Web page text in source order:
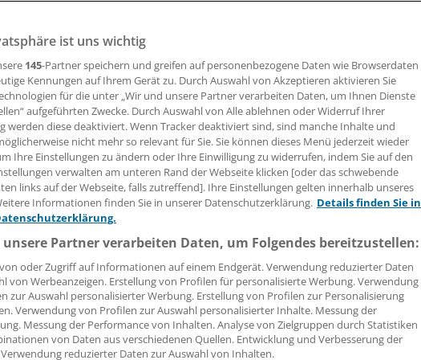
hat beim Thema Organspende ein deutliches Signal ausgesandt: Die
stimmte für eine Entscheidungslösung.
Spahn fiel mit seiner angestrebten Widerspruchslösung durch.
11:49 Uhr| aktualisiert:16.01.2020, 16:28 Uhr
1
ist uns wichtig
145-Partner speichern und greifen auf personenbezogene Daten wie Browserdaten
Kennungen auf Ihrem Gerät zu. Durch Auswahl von Akzeptieren aktivieren Sie
für die unter „Wir und unsere Partner verarbeiten Daten, um Ihnen Dienste
aufgeführten Zwecke. Durch Auswahl von Alle ablehnen oder Widerruf Ihrer
werden diese deaktiviert. Wenn Tracker deaktiviert sind, sind manche Inhalte und
nicht mehr so relevant für Sie. Sie können dieses Menü jederzeit wieder
Ihre Einstellungen zu ändern oder Ihre Einwilligung zu widerrufen, indem Sie auf den
verwalten am unteren Rand der Webseite klicken [oder das schwebende
links auf der Webseite, falls zutreffend]. Ihre Einstellungen gelten innerhalb unseres
Informationen finden Sie in unserer Datenschutzerklärung. Details finden Sie in
Partner verarbeiten Daten, um Folgendes bereitzustellen:
oder Zugriff auf Informationen auf einem Endgerät. Verwendung reduzierter Daten
von Werbeanzeigen. Erstellung von Profilen für personalisierte Werbung. Verwendung
zur Auswahl personalisierter Werbung. Erstellung von Profilen zur Personalisierung
Verwendung von Profilen zur Auswahl personalisierter Inhalte. Messung der
Messung der Performance von Inhalten. Analyse von Zielgruppen durch Statistiken
von Daten aus verschiedenen Quellen. Entwicklung und Verbesserung der
reduzierter Daten zur Auswahl von Inhalten.